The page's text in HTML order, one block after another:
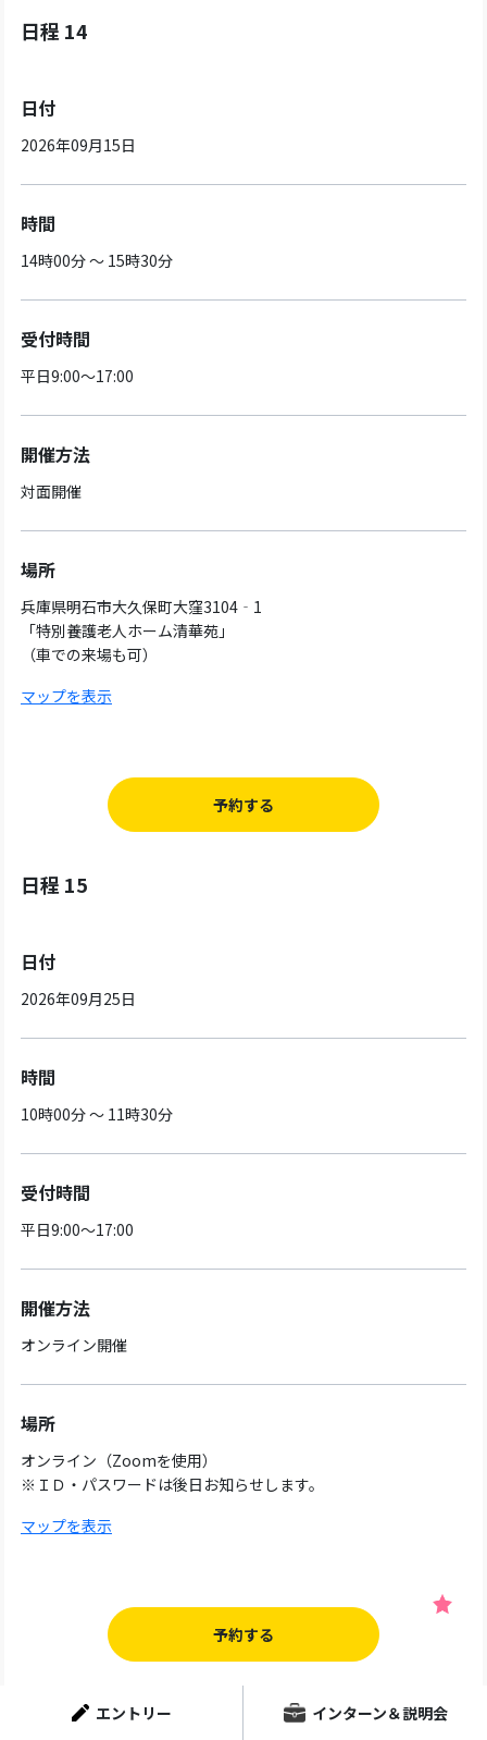
日程 14
日付
2026年09月15日
時間
14時00分 ～ 15時30分
受付時間
平日9:00～17:00
開催方法
対面開催
場所
兵庫県明石市大久保町大窪3104‐1
「特別養護老人ホーム清華苑」
（車での来場も可）
マップを表示
予約する
日程 15
日付
2026年09月25日
時間
10時00分 ～ 11時30分
受付時間
平日9:00～17:00
開催方法
オンライン開催
場所
オンライン（Zoomを使用）
※ＩＤ・パスワードは後日お知らせします。
マップを表示
予約する
日程 16 エントリー インターン＆説明会